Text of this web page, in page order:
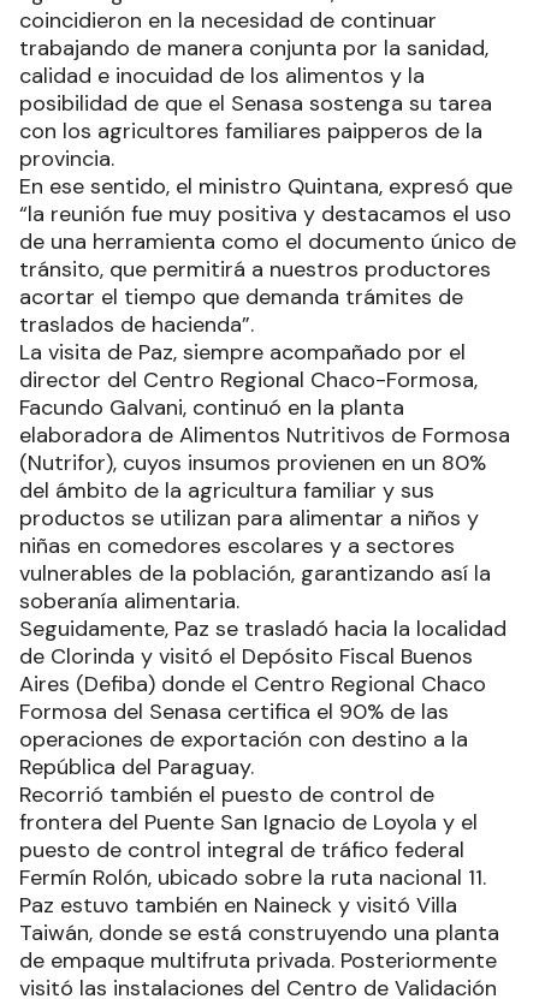
coincidieron en la necesidad de continuar
trabajando de manera conjunta por la sanidad,
calidad e inocuidad de los alimentos y la
posibilidad de que el Senasa sostenga su tarea
con los agricultores familiares paipperos de la
provincia.
En ese sentido, el ministro Quintana, expresó que
“la reunión fue muy positiva y destacamos el uso
de una herramienta como el documento único de
tránsito, que permitirá a nuestros productores
acortar el tiempo que demanda trámites de
traslados de hacienda”.
La visita de Paz, siempre acompañado por el
director del Centro Regional Chaco-Formosa,
Facundo Galvani, continuó en la planta
elaboradora de Alimentos Nutritivos de Formosa
(Nutrifor), cuyos insumos provienen en un 80%
del ámbito de la agricultura familiar y sus
productos se utilizan para alimentar a niños y
niñas en comedores escolares y a sectores
vulnerables de la población, garantizando así la
soberanía alimentaria.
Seguidamente, Paz se trasladó hacia la localidad
de Clorinda y visitó el Depósito Fiscal Buenos
Aires (Defiba) donde el Centro Regional Chaco
Formosa del Senasa certifica el 90% de las
operaciones de exportación con destino a la
República del Paraguay.
Recorrió también el puesto de control de
frontera del Puente San Ignacio de Loyola y el
puesto de control integral de tráfico federal
Fermín Rolón, ubicado sobre la ruta nacional 11.
Paz estuvo también en Naineck y visitó Villa
Taiwán, donde se está construyendo una planta
de empaque multifruta privada. Posteriormente
visitó las instalaciones del Centro de Validación